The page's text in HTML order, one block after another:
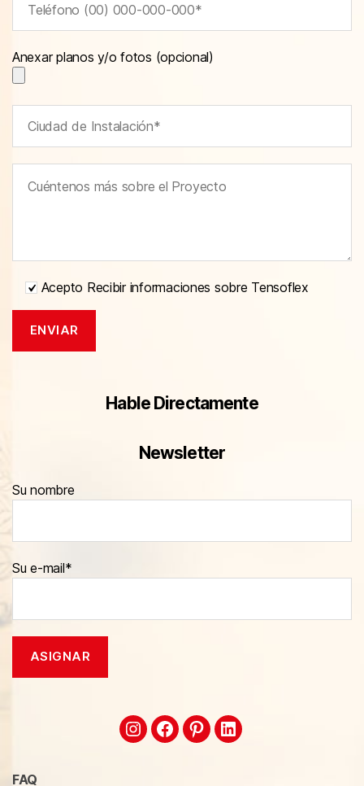
Anexar planos y/o fotos (opcional)
Acepto Recibir informaciones sobre Tensoflex
Hable Directamente
Newsletter
Su nombre
Su e-mail*
FAQ